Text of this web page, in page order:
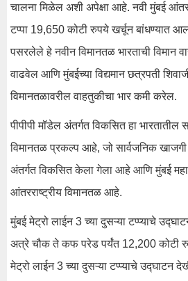
चालना मिळेल अशी अपेक्षा आहे. नवी मुंबई
टप्पा 19,650 कोटी रुपये खर्चून बांधण्यात
पसरलेले हे नवीन विमानतळ भारताची विमान
वाढवेल आणि मुंबईच्या विद्यमान छत्रपती
विमानतळावरील वाहतुकीचा भार कमी करेल.
पीपीपी मॉडेल अंतर्गत विकसित हा भारतातील
विमानतळ प्रकल्प आहे, जो सार्वजनिक खाजगी
अंतर्गत विकसित केला गेला आहे आणि मुंबई
आंतरराष्ट्रीय विमानतळ आहे.
मुंबई मेट्रो लाईन 3 च्या दुसऱ्या टप्प्याचे
अत्रे चौक ते कफ परेड पर्यंत 12,200 कोटी
मेट्रो लाईन 3 च्या दुसऱ्या टप्प्याचे उद्घाटन